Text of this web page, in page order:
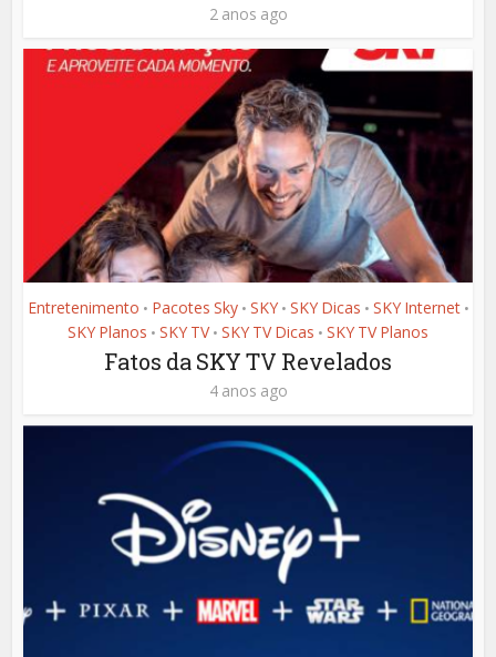
2 anos ago
Entretenimento • Pacotes Sky • SKY • SKY Dicas • SKY Internet •
SKY Planos • SKY TV • SKY TV Dicas • SKY TV Planos
Fatos da SKY TV Revelados
4 anos ago